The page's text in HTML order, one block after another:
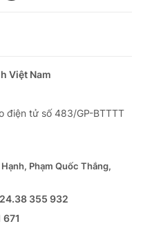
Việt Nam
điện tử số 483/GP-BTTTT
Phạm Quốc Thắng,
355 932
671